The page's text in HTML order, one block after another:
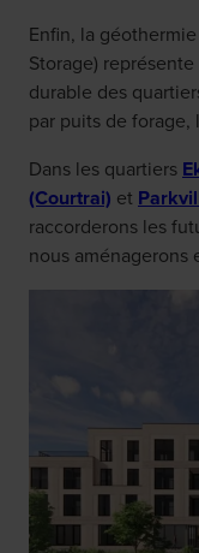
Enfin, la
Storage)
durable des
par puits de forage,
Dans les quartiers
(Courtrai) et
raccorderons les
nous aménagerons